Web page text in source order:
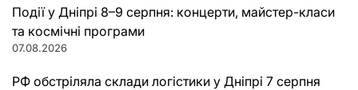
Події у Дніпрі 8–9 серпня: концерти, майстер-класи
та космічні програми
07.08.2026
РФ обстріляла склади логістики у Дніпрі 7 серпня